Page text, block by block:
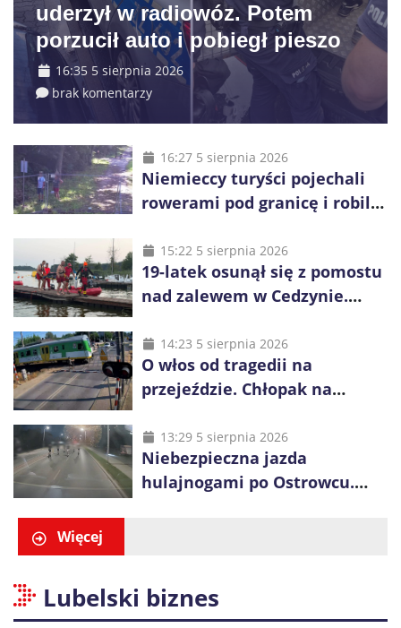
uderzył w radiowóz. Potem
porzucił auto i pobiegł pieszo
16:35 5 sierpnia 2026
brak komentarzy
16:27 5 sierpnia 2026
Niemieccy turyści pojechali
rowerami pod granicę i robili
15:22 5 sierpnia 2026
19-latek osunął się z pomostu
nad zalewem w Cedzynie.
życie14:23 5 sierpnia 2026
O włos od tragedii na
przejeździe. Chłopak na
nadjeżdżający pociąg
13:29 5 sierpnia 2026
Niebezpieczna jazda
hulajnogami po Ostrowcu.
Więcej
Lubelski biznes